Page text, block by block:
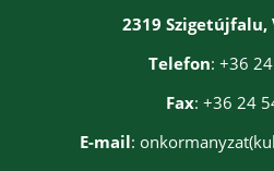
2319 Szigetújfalu,
Telefon: +36
Fax: +36 24
E-mail: